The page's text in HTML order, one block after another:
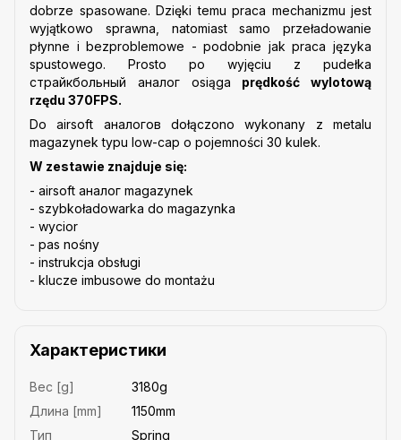
dobrze spasowane. Dzięki temu praca mechanizmu jest
wyjątkowo sprawna, natomiast samo przeładowanie
płynne i bezproblemowe - podobnie jak praca języka
spustowego. Prosto po wyjęciu z pudełka
cтрайкбольный аналог osiąga prędkość wylotową
rzędu 370FPS.
Do airsoft аналогов dołączono wykonany z metalu
magazynek typu low-cap o pojemności 30 kulek.
W zestawie znajduje się:
- airsoft аналог magazynek
- szybkoładowarka do magazynka
- wycior
- pas nośny
- instrukcja obsługi
- klucze imbusowe do montażu
Характеристики
Вес [g]
3180g
Длина [mm]
1150mm
Тип
Spring